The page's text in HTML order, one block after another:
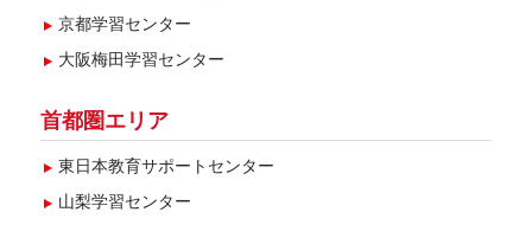
京都学習センター
大阪梅田学習センター
首都圏エリア
東日本教育サポートセンター
山梨学習センター